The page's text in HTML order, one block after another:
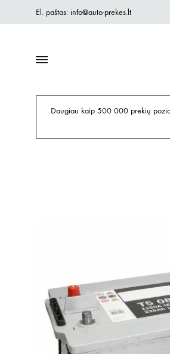
El. paštas: info@auto-prekes.lt
Daugiau kaip 500 000 prekių